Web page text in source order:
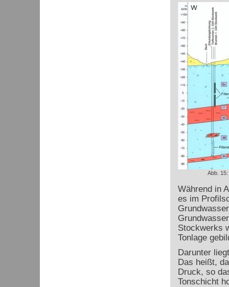
Abb.
Während in
es im
Stockwerks
Tonlage
Darunter
Das heißt,
Druck, so
Tonschicht